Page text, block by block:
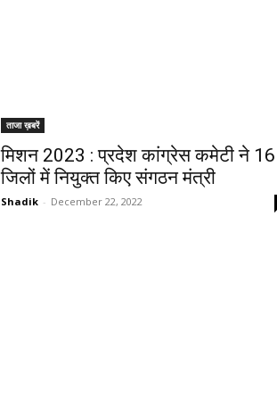
ताजा ख़बरें
मिशन 2023 : प्रदेश कांग्रेस कमेटी ने 16
जिलों में नियुक्त किए संगठन मंत्री
Shadik - December 22, 2022